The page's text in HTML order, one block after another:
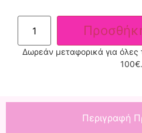
Δωρεάν μεταφορικά για όλες
100€.
Περιγραφή